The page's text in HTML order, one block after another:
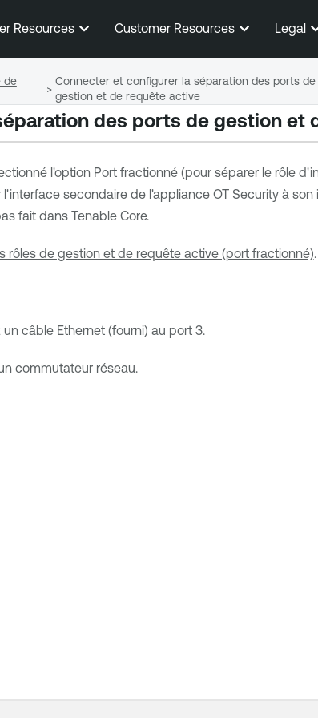
au contenu principal
Resources Customer Resources Legal
des ports de gestion et
l'option Port fractionné (pour séparer le rôle
secondaire de l'appliance OT Securityà son
fait dans Tenable Core.
rôles de gestion et de requête active (port fractionné).
câble Ethernet (fourni) au port 3.
commutateur réseau.
de
>
Connecter et configurer la séparation des ports de
gestion et de requête active